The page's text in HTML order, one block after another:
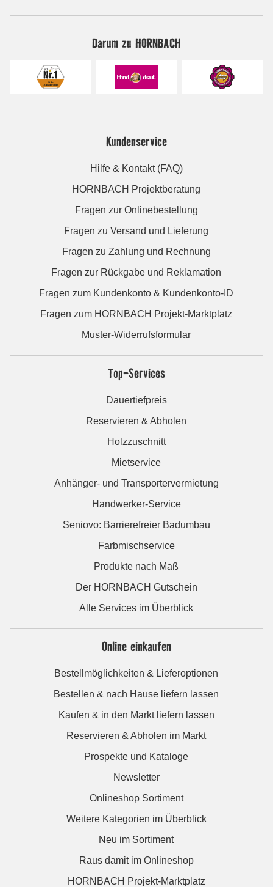
Darum zu HORNBACH
Kundenservice
Hilfe & Kontakt (FAQ)
HORNBACH Projektberatung
Fragen zur Onlinebestellung
Fragen zu Versand und Lieferung
Fragen zu Zahlung und Rechnung
Fragen zur Rückgabe und Reklamation
Fragen zum Kundenkonto & Kundenkonto-ID
Fragen zum HORNBACH Projekt-Marktplatz
Muster-Widerrufsformular
Top-Services
Dauertiefpreis
Reservieren & Abholen
Holzzuschnitt
Mietservice
Anhänger- und Transportervermietung
Handwerker-Service
Seniovo: Barrierefreier Badumbau
Farbmischservice
Produkte nach Maß
Der HORNBACH Gutschein
Alle Services im Überblick
Online einkaufen
Bestellmöglichkeiten & Lieferoptionen
Bestellen & nach Hause liefern lassen
Kaufen & in den Markt liefern lassen
Reservieren & Abholen im Markt
Prospekte und Kataloge
Newsletter
Onlineshop Sortiment
Weitere Kategorien im Überblick
Neu im Sortiment
Raus damit im Onlineshop
HORNBACH Projekt-Marktplatz